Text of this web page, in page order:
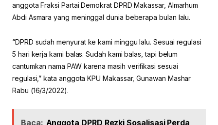
anggota Fraksi Partai Demokrat DPRD Makassar, Almarhum
Abdi Asmara yang meninggal dunia beberapa bulan lalu.
“DPRD sudah menyurat ke kami minggu lalu. Sesuai regulasi
5 hari kerja kami balas. Sudah kami balas, tapi belum
cantumkan nama PAW karena masih verifikasi sesuai
regulasi,” kata anggota KPU Makassar, Gunawan Mashar
Rabu (16/3/2022).
Baca: Anggota DPRD Rezki Sosalisasi Perda